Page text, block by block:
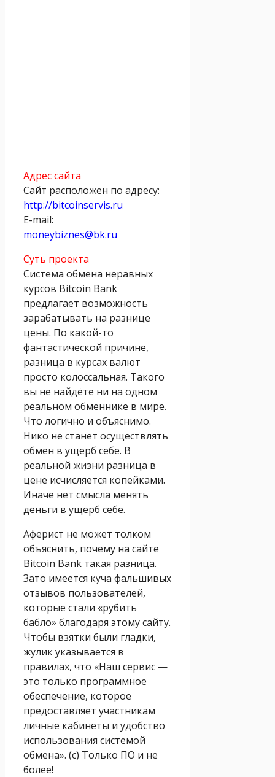
Адрес сайта
Сайт расположен по адресу:
http://bitcoinservis.ru
E-mail:
moneybiznes@bk.ru
Суть проекта
Система обмена неравных
курсов Bitcоin Bank
предлагает возможность
зарабатывать на разнице
цены. По какой-то
фантастической причине,
разница в курсах валют
просто колоссальная. Такого
вы не найдёте ни на одном
реальном обменнике в мире.
Что логично и объяснимо.
Нико не станет осуществлять
обмен в ущерб себе. В
реальной жизни разница в
цене исчисляется копейками.
Иначе нет смысла менять
деньги в ущерб себе.
Аферист не может толком
объяснить, почему на сайте
Bitcоin Bank такая разница.
Зато имеется куча фальшивых
отзывов пользователей,
которые стали «рубить
бабло» благодаря этому сайту.
Чтобы взятки были гладки,
жулик указывается в
правилах, что «Наш сервис —
это только программное
обеспечение, которое
предоставляет участникам
личные кабинеты и удобство
использования системой
обмена». (с) Только ПО и не
более!